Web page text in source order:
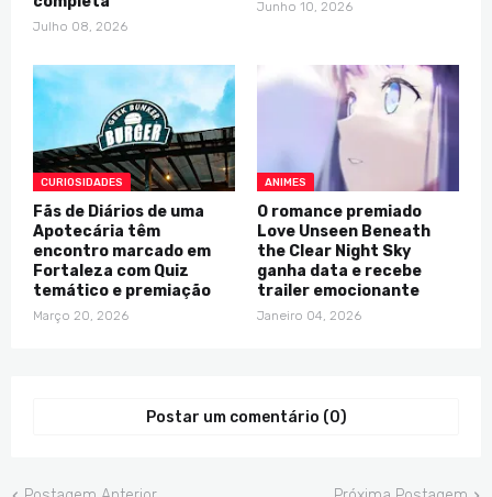
Julho 08, 2026
Junho 10, 2026
CURIOSIDADES
Fãs de Diários de uma
Apotecária têm
encontro marcado em
Fortaleza com Quiz
temático e premiação
Março 20, 2026
ANIMES
O romance premiado
Love Unseen Beneath
the Clear Night Sky
ganha data e recebe
trailer emocionante
Janeiro 04, 2026
Postar um comentário (0)